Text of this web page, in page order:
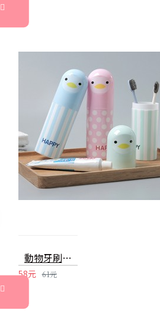
動物牙刷收納杯 旅游洗漱收納盒 漱口杯 牙刷盒
58元 61元